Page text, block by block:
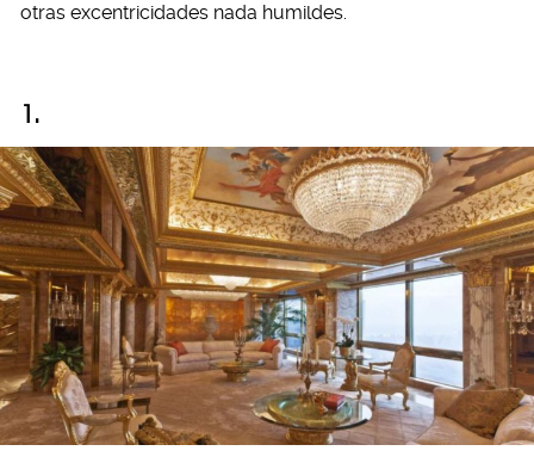
otras excentricidades nada humildes.
1.